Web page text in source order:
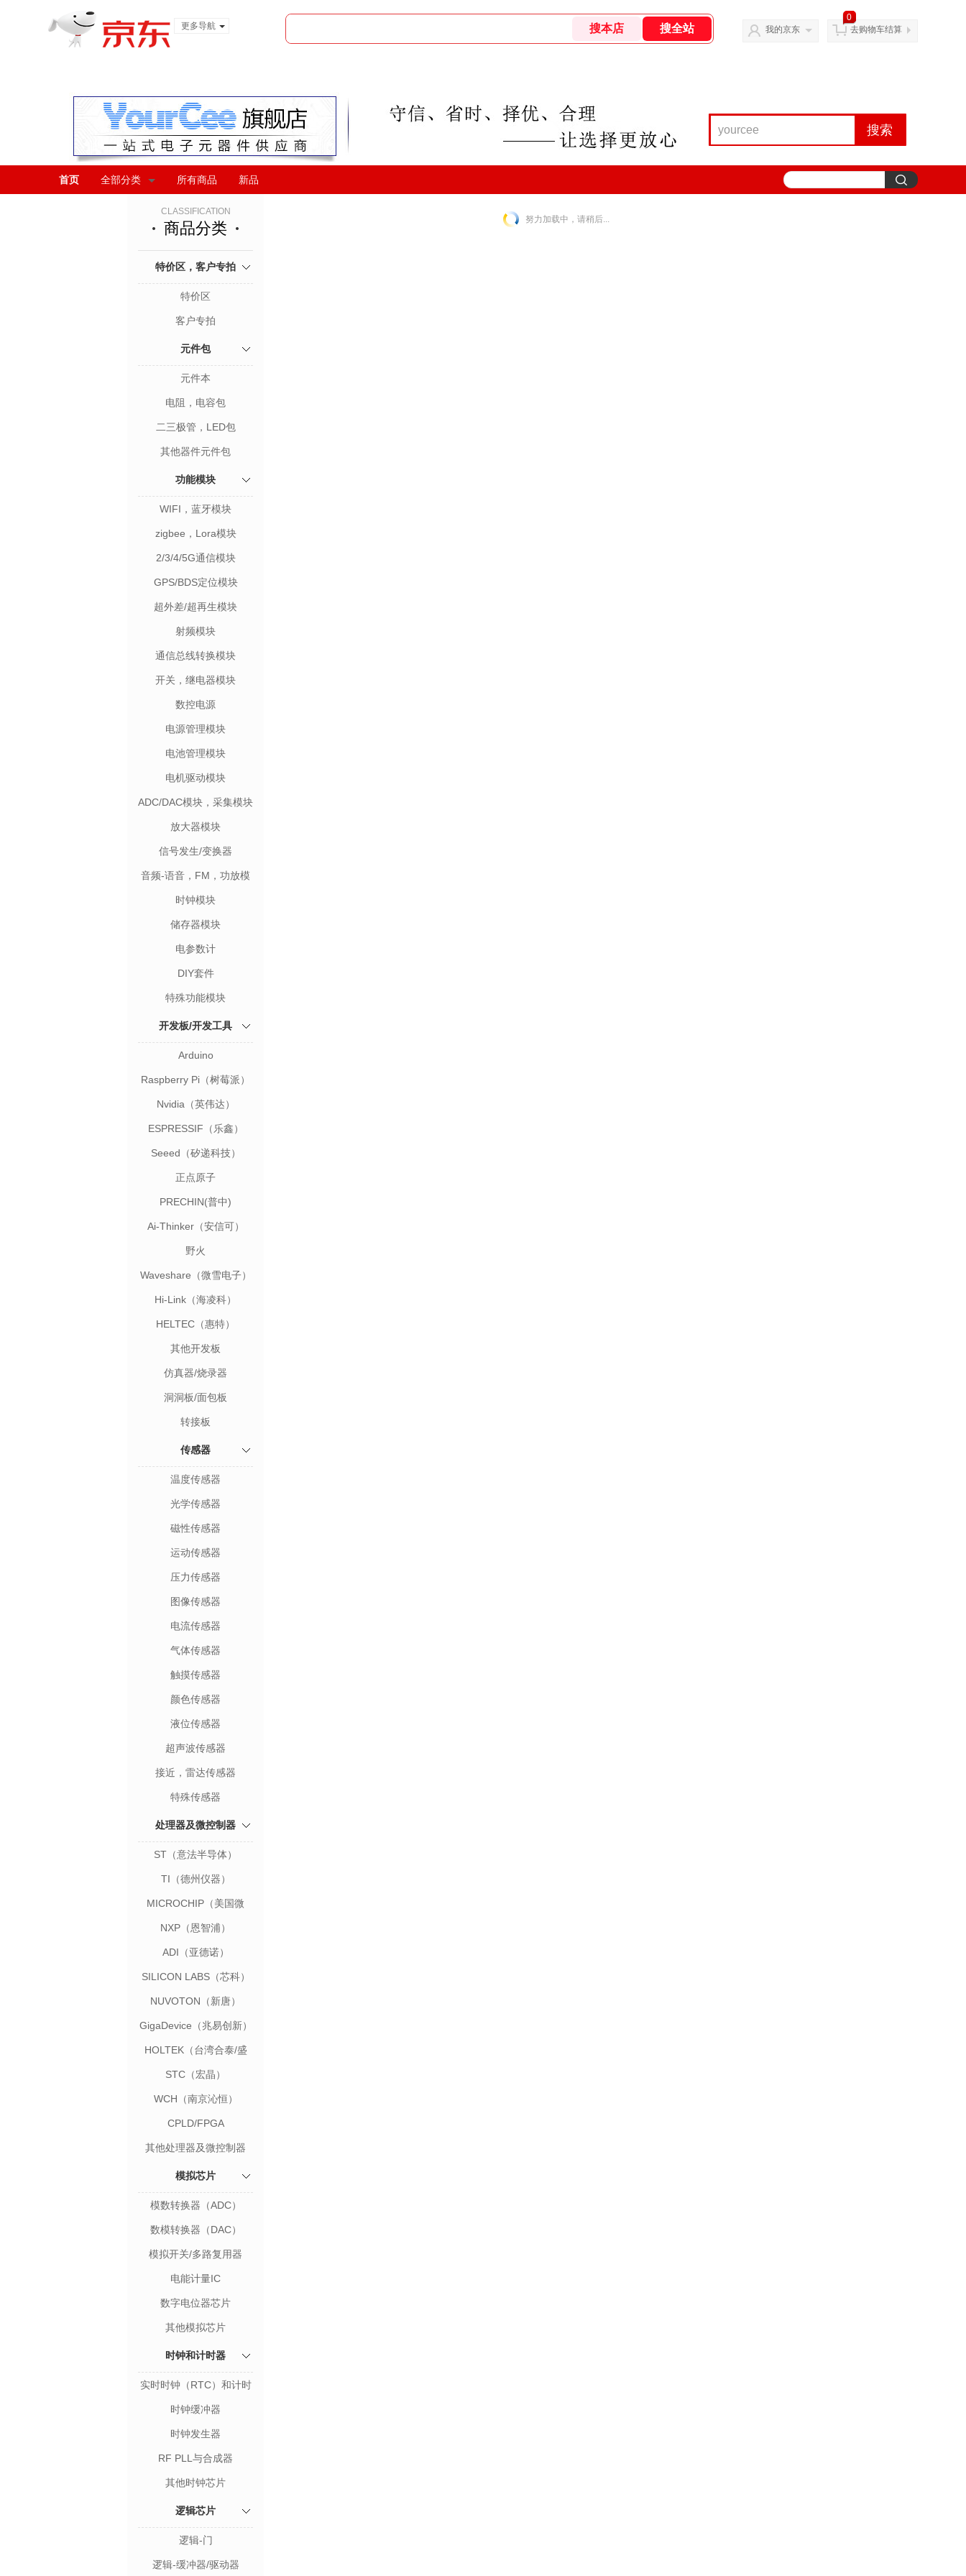
更多导航
我的京东
0
去购物车结算
搜索
首页 全部分类 所有商品 新品
CLASSIFICATION
商品分类
特价区，客户专拍
特价区
客户专拍
元件包
元件本
电阻，电容包
二三极管，LED包
其他器件元件包
功能模块
WIFI，蓝牙模块
zigbee，Lora模块
2/3/4/5G通信模块
GPS/BDS定位模块
超外差/超再生模块
射频模块
通信总线转换模块
开关，继电器模块
数控电源
电源管理模块
电池管理模块
电机驱动模块
ADC/DAC模块，采集模块
放大器模块
信号发生/变换器
音频-语音，FM，功放模
块
时钟模块
储存器模块
电参数计
DIY套件
特殊功能模块
开发板/开发工具
Arduino
Raspberry Pi（树莓派）
Nvidia（英伟达）
ESPRESSIF（乐鑫）
Seeed（矽递科技）
正点原子
PRECHIN(普中)
Ai-Thinker（安信可）
野火
Waveshare（微雪电子）
Hi-Link（海凌科）
HELTEC（惠特）
其他开发板
仿真器/烧录器
洞洞板/面包板
转接板
传感器
温度传感器
光学传感器
磁性传感器
运动传感器
压力传感器
图像传感器
电流传感器
气体传感器
触摸传感器
颜色传感器
液位传感器
超声波传感器
接近，雷达传感器
特殊传感器
处理器及微控制器
ST（意法半导体）
TI（德州仪器）
MICROCHIP（美国微
NXP（恩智浦）
ADI（亚德诺）
SILICON LABS（芯科）
NUVOTON（新唐）
GigaDevice（兆易创新）
HOLTEK（台湾合泰/盛
群）
STC（宏晶）
WCH（南京沁恒）
CPLD/FPGA
其他处理器及微控制器
模拟芯片
模数转换器（ADC）
数模转换器（DAC）
模拟开关/多路复用器
电能计量IC
数字电位器芯片
其他模拟芯片
时钟和计时器
实时时钟（RTC）和计时
器
时钟缓冲器
时钟发生器
RF PLL与合成器
其他时钟芯片
逻辑芯片
逻辑-门
逻辑-缓冲器/驱动器
努力加载中，请稍后...